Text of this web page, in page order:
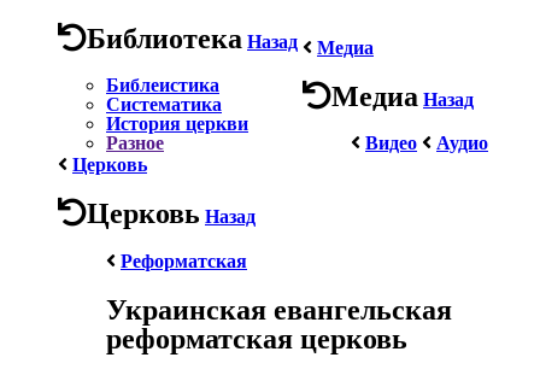
Библиотека Назад
Библеистика
Систематика
История церкви
Разное
Медиа
Медиа Назад
Видео
Аудио
Церковь
Церковь Назад
Реформатская
Украинская евангельская
реформатская церковь